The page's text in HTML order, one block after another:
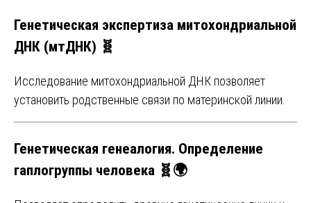
Генетическая экспертиза митохондриальной
ДНК (мтДНК) 🧬
Исследование митохондриальной ДНК позволяет
установить родственные связи по материнской линии.
Генетическая генеалогия. Определение
гаплогруппы человека 🧬🌍